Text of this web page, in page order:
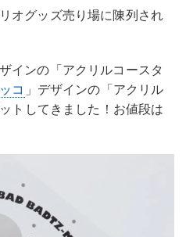
オグッズ売り場に陳列され
インの「アクリルコースタ
コ 」デザインの「アクリル
トしてきました！お値段は